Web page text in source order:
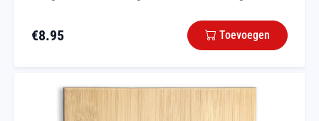
€8.95 Toevoegen